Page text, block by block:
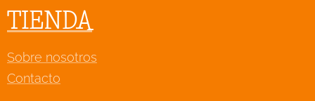
TIENDA
Sobre nosotros
Contacto